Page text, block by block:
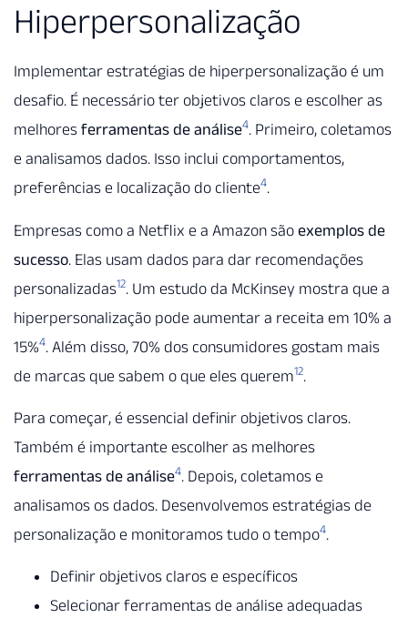
Hiperpersonalização
Implementar estratégias de hiperpersonalização é um
desafio. É necessário ter objetivos claros e escolher as
melhores ferramentas de análise4. Primeiro, coletamos
e analisamos dados. Isso inclui comportamentos,
preferências e localização do cliente4.
Empresas como a Netflix e a Amazon são exemplos de
sucesso. Elas usam dados para dar recomendações
personalizadas12. Um estudo da McKinsey mostra que a
hiperpersonalização pode aumentar a receita em 10% a
15%4. Além disso, 70% dos consumidores gostam mais
de marcas que sabem o que eles querem12.
Para começar, é essencial definir objetivos claros.
Também é importante escolher as melhores
ferramentas de análise4. Depois, coletamos e
analisamos os dados. Desenvolvemos estratégias de
personalização e monitoramos tudo o tempo4.
Definir objetivos claros e específicos
Selecionar ferramentas de análise adequadas